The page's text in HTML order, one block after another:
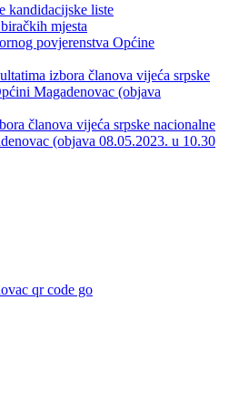
kandidacijske liste
mjesta
povjerenstva Općine
izbora članova vijeća srpske
Magadenovac (objava
članova vijeća srpske nacionalne
(objava 08.05.2023. u 10.30